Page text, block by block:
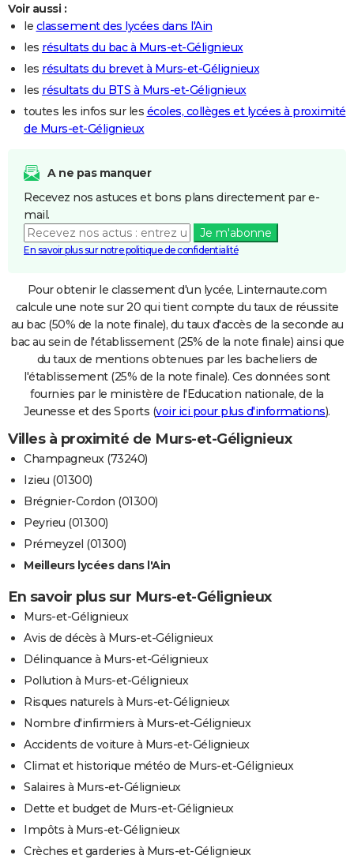
Voir aussi :
le classement des lycées dans l'Ain
les résultats du bac à Murs-et-Gélignieux
les résultats du brevet à Murs-et-Gélignieux
les résultats du BTS à Murs-et-Gélignieux
toutes les infos sur les écoles, collèges et lycées à proximité
de Murs-et-Gélignieux
A ne pas manquer
Recevez nos astuces et bons plans directement par e-
mail.
Je m'abonne
En savoir plus sur notre politique de confidentialité
Pour obtenir le classement d'un lycée, Linternaute.com
calcule une note sur 20 qui tient compte du taux de réussite
au bac (50% de la note finale), du taux d'accès de la seconde au
bac au sein de l'établissement (25% de la note finale) ainsi que
du taux de mentions obtenues par les bacheliers de
l'établissement (25% de la note finale). Ces données sont
fournies par le ministère de l'Education nationale, de la
Jeunesse et des Sports (voir ici pour plus d'informations).
Villes à proximité de Murs-et-Gélignieux
Champagneux (73240)
Izieu (01300)
Brégnier-Cordon (01300)
Peyrieu (01300)
Prémeyzel (01300)
Meilleurs lycées dans l'Ain
En savoir plus sur Murs-et-Gélignieux
Murs-et-Gélignieux
Avis de décès à Murs-et-Gélignieux
Délinquance à Murs-et-Gélignieux
Pollution à Murs-et-Gélignieux
Risques naturels à Murs-et-Gélignieux
Nombre d'infirmiers à Murs-et-Gélignieux
Accidents de voiture à Murs-et-Gélignieux
Climat et historique météo de Murs-et-Gélignieux
Salaires à Murs-et-Gélignieux
Dette et budget de Murs-et-Gélignieux
Impôts à Murs-et-Gélignieux
Crèches et garderies à Murs-et-Gélignieux